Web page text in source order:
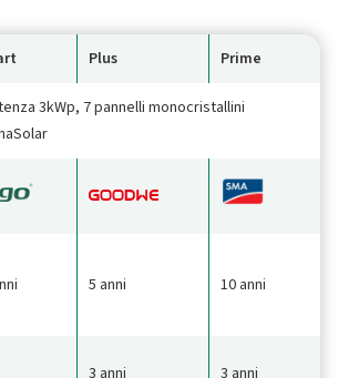
Plus Prime
3kWp, 7 pannelli monocristallini
5 anni 10 anni
3 anni 3 anni